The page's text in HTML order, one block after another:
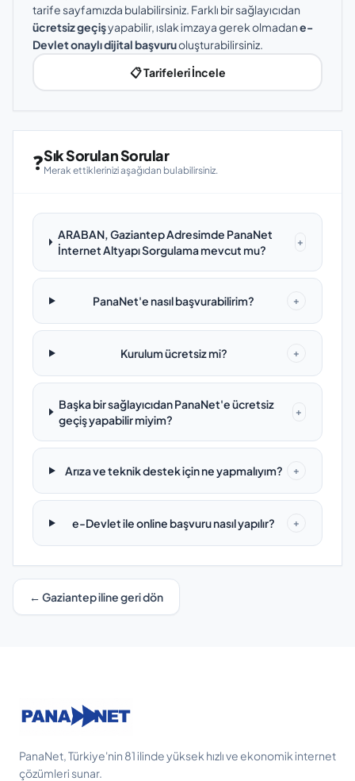
tarife sayfamızda bulabilirsiniz. Farklı bir sağlayıcıdan
ücretsiz geçişyapabilir, ıslak imzaya gerek olmadane-
Devlet onaylı dijital başvuruoluşturabilirsiniz.
📋 Tarifeleri İncele
❓Sık Sorulan Sorular
Merak ettiklerinizi aşağıdan bulabilirsiniz.
ARABAN, Gaziantep Adresimde PanaNet
İnternet Altyapı Sorgulama mevcut mu?
+
PanaNet'e nasıl başvurabilirim? +
Kurulum ücretsiz mi? +
Başka bir sağlayıcıdan PanaNet'e ücretsiz
geçiş yapabilir miyim?
+
Arıza ve teknik destek için ne yapmalıyım? +
e-Devlet ile online başvuru nasıl yapılır? +
← Gaziantep iline geri dön
PanaNet, Türkiye'nin 81 ilinde yüksek hızlı ve ekonomik internet
çözümleri sunar.